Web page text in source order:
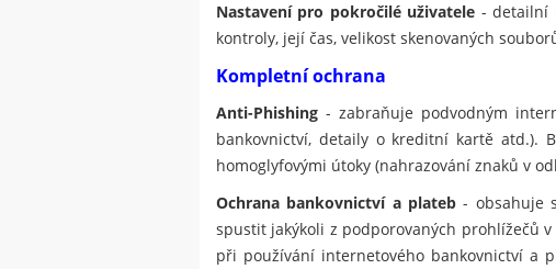
Nastavení pro pokročilé uživatele - detailní
kontroly, její čas, velikost skenovaných
Kompletní ochrana
Anti-Phishing - zabraňuje podvodným
bankovnictví, detaily o kreditní kartě atd.).
homoglyfovými útoky (nahrazování znaků v
Ochrana bankovnictví a plateb - obsahuje
spustit jakýkoli z podporovaných prohlížečů
při používání internetového bankovnictví a